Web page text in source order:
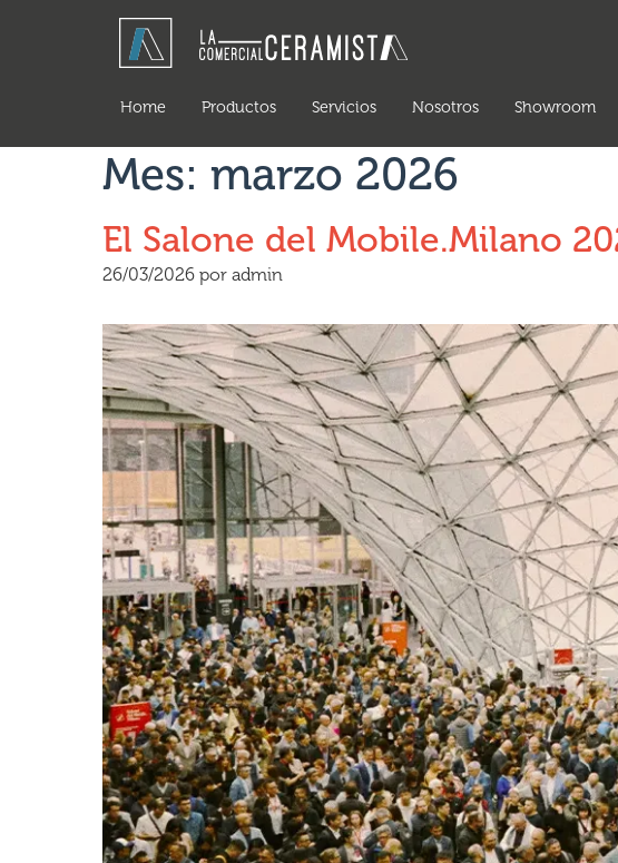
Home Productos Servicios Nosotros Showroom
Mes: marzo 2026
El Salone del Mobile.Milano
26/03/2026 por admin